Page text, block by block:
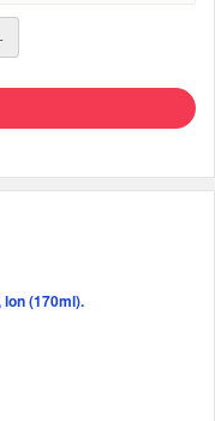
(170ml).